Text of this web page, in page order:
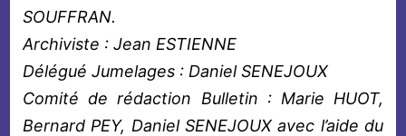
SOUFFRAN.
Archiviste : Jean ESTIENNE
Délégué Jumelages : Daniel SENEJOUX
Comité de rédaction Bulletin : Marie HUOT,
Bernard PEY, Daniel SENEJOUX avec l’aide du